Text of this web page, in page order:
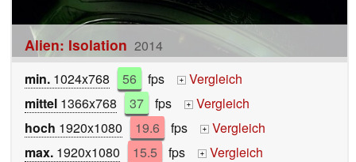
Alien: Isolation 2014
min. 1024x768 56 fps +
Vergleich
mittel 1366x768 37 fps +
Vergleich
hoch 1920x1080 19.6 fps +
Vergleich
max. 1920x1080 15.5 fps +
Vergleich